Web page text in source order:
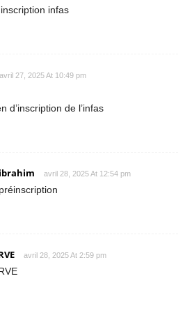
infas
avril 27, 2025 At 10:49 pm
d’inscription de l’infas
avril 28, 2025 At 12:54 pm
avril 28, 2025 At 2:59 pm